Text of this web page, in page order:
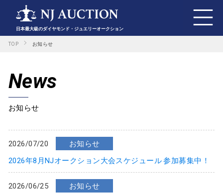
日本最大級のダイヤモンド・ジュエリーオークション
TOP お知らせ
News
お知らせ
2026/07/20
お知らせ
2026年8月NJオークション大会スケジュール 参加募集中！
2026/06/25
お知らせ